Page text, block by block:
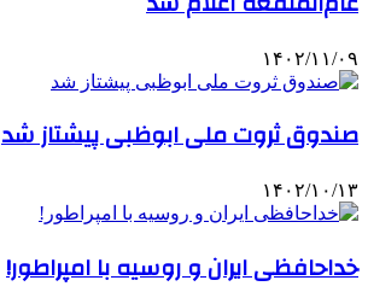
۱۴۰۲/۱۱/۰۹
صندوق ثروت ملی ابوظبی پیشتاز شد
۱۴۰۲/۱۰/۱۳
خداحافظی ایران و روسیه با امپراطور!